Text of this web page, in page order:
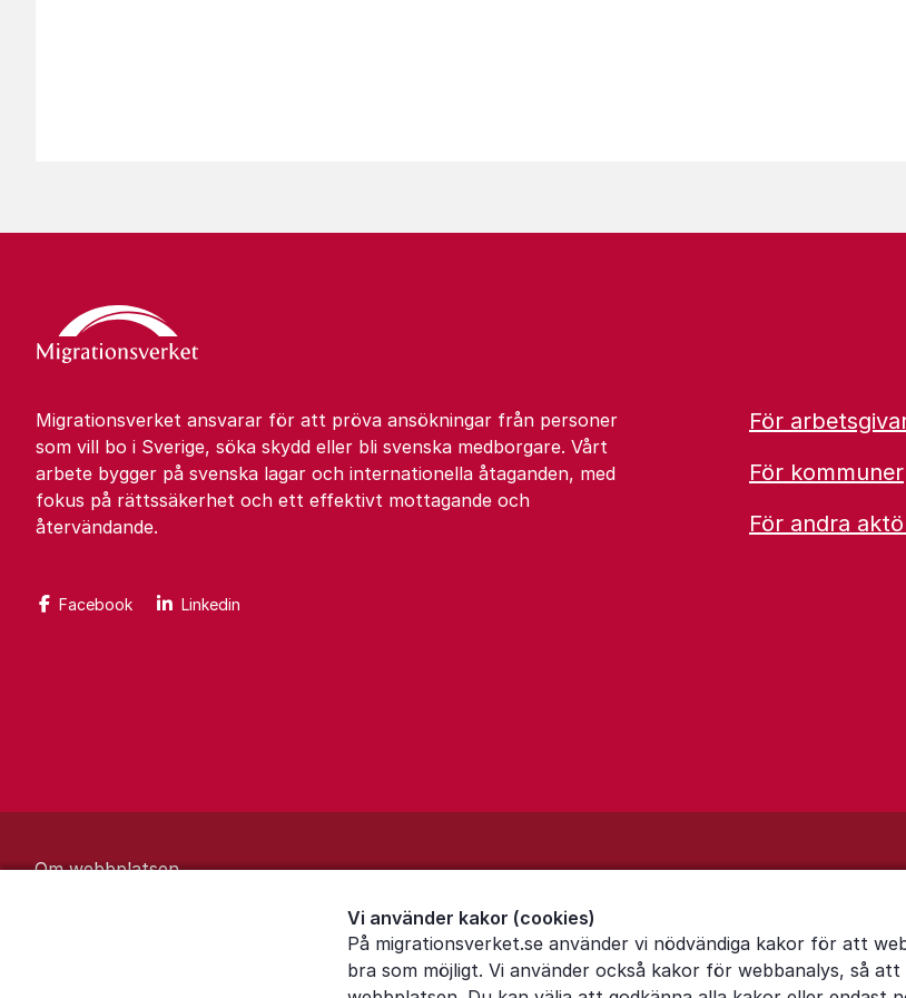
Vi använder kakor (cookies)
På migrationsverket.se använder vi nödvändiga kakor för att
bra som möjligt. Vi använder också kakor för webbanalys, så
Migrationsverket ansvarar för att pröva ansökningar från personer
som vill bo i Sverige, söka skydd eller bli svenska medborgare. Vårt
arbete bygger på svenska lagar och internationella åtaganden, med
fokus på rättssäkerhet och ett effektivt mottagande och
återvändande.
Facebook Linkedin
För
För kommuner
För andra
Om webbplatsen